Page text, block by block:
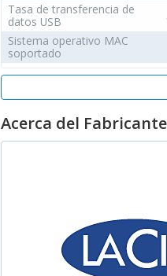
Tasa de transferencia de
datos USB
Sistema operativo MAC
soportado
Empaquetado
Manual de usuario
Cables incluidos
Disco duro
Acerca del Fabricante